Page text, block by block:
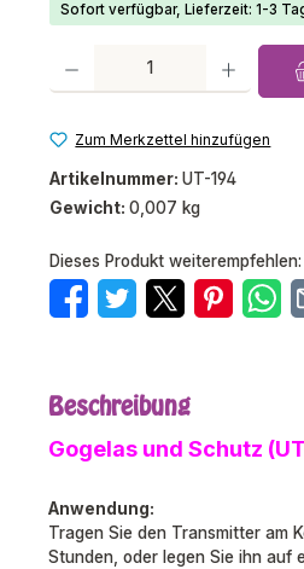
Sofort verfügbar, Lieferzeit: 1-3
Produkt Anzahl: Gib den
Zum Merkzettel hinzufügen
Artikelnummer: UT-194
Gewicht: 0,007 kg
Dieses Produkt weiterempfehlen:
Beschreibung
Gogelas und Schutz
Anwendung:
Tragen Sie den Transmitter am
Stunden, oder legen Sie ihn auf